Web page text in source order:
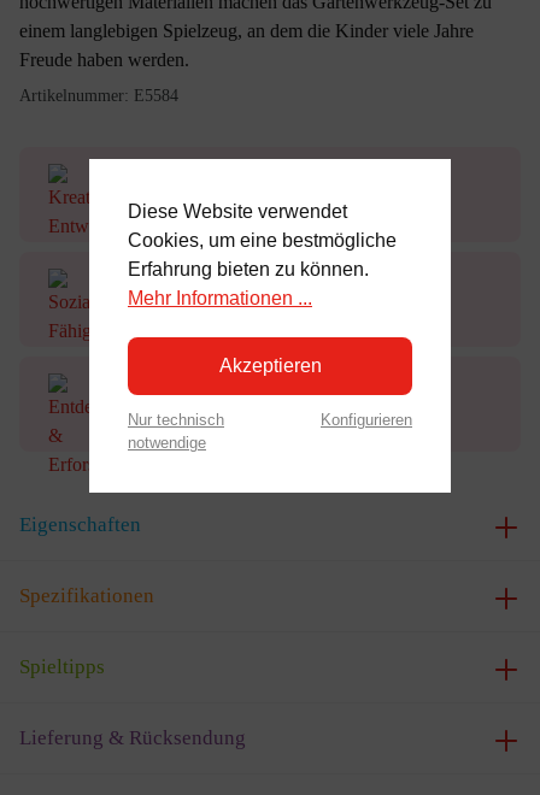
einem langlebigen Spielzeug, an dem die Kinder viele Jahre
Freude haben werden.
Artikelnummer: E5584
Soziale Fähigkeiten
Eigenschaften
Spezifikationen
Spieltipps
Lieferung & Rücksendung
Diese Website verwendet
Cookies, um eine bestmögliche
Erfahrung bieten zu können.
Mehr Informationen ...
Akzeptieren
Nur technisch
notwendige
Konfigurieren